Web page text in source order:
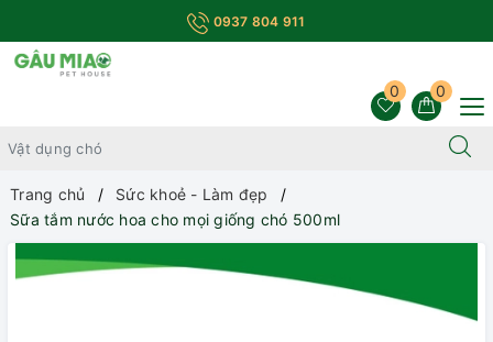
0937 804 911
0
0
Trang chủ
Sức khoẻ - Làm đẹp
Sữa tắm nước hoa cho mọi giống chó 500ml